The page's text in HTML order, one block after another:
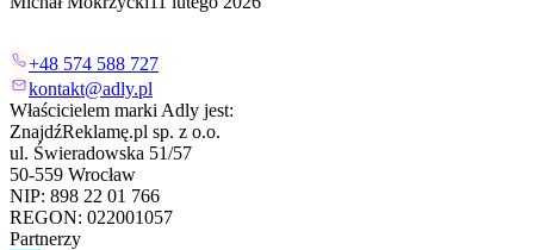
+48 574 588 727
kontakt@adly.pl
Właścicielem marki Adly jest:
ZnajdźReklamę.pl sp. z o.o.
ul. Świeradowska 51/57
50-559 Wrocław
NIP: 898 22 01 766
REGON: 022001057
Partnerzy